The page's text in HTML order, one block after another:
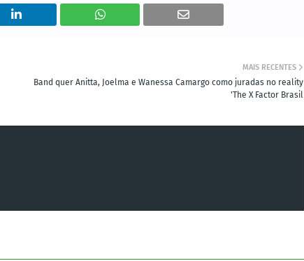
MAIS RECENTES
Band quer Anitta, Joelma e Wanessa Camargo como juradas no reality
'The X Factor Brasil